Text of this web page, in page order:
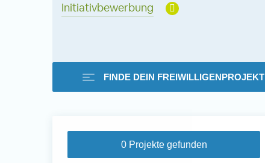
Initiativbewerbung
Freiwilligenarbeit im
FINDE DEIN FREIWILLIGENPROJEKT
0 Projekte gefunden